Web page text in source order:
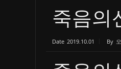
죽음의
Date 2019.10.01 By